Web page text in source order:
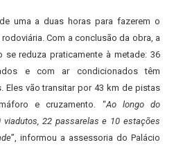
uma a duas horas para fazerem o
Com a conclusão da obra, a
se reduza praticamente à metade: 36
e com ar condicionados têm
Eles vão transitar por 43 km de pistas
e cruzamento. “Ao longo do
22 passarelas e 10 estações
”, informou a assessoria do Palácio